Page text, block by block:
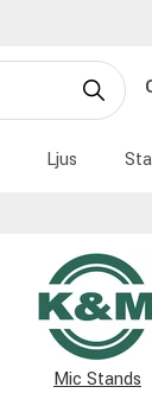
Ljus
Mic Stands